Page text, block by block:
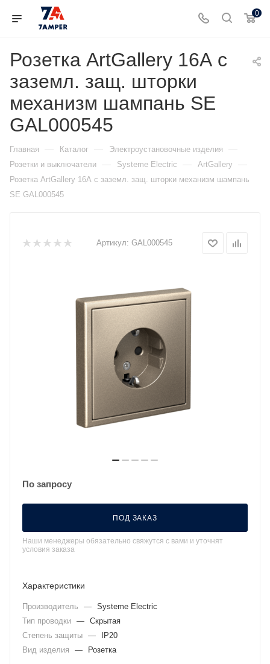
0
Розетка ArtGallery 16А с
заземл. защ. шторки
механизм шампань SE
GAL000545
Главная — Каталог — Электроустановочные изделия —
Розетки и выключатели — Systeme Electric — ArtGallery —
Розетка ArtGallery 16А с заземл. защ. шторки механизм шампань
SE GAL000545
Артикул: GAL000545
По запросу
ПОД ЗАКАЗ
Наши менеджеры обязательно свяжутся с вами и уточнят
условия заказа
Характеристики
Производитель — Systeme Electric
Тип проводки — Скрытая
Степень защиты —
IP20
Вид изделия
— Розетка